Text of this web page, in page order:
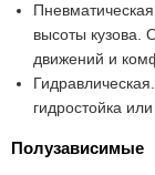
высоты кузова.
движений и
гидростойка
Полузависимые